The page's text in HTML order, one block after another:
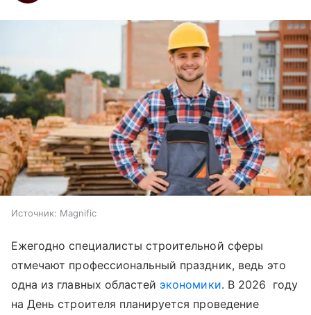
Источник: Magnific
Ежегодно специалисты строительной сферы
отмечают профессиональный праздник, ведь это
одна из главных областей экономики. В 2026 году
на День строителя планируется проведение